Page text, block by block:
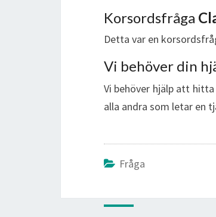
Korsordsfråga
Detta var en
Vi behöver din
Vi behöver hjälp att
alla andra som letar en
Fråga